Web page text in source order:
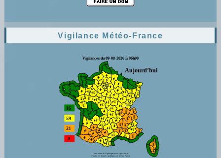
Vigilance Météo-France